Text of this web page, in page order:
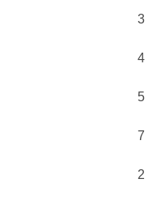
3
4
5
7
2